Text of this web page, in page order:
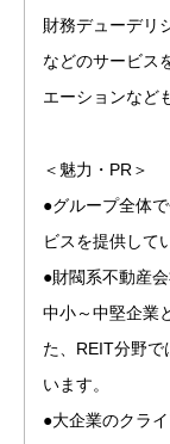
財務デューデリ
などのサービス
エーションなど
＜魅力・PR＞
●グループ全体
ビスを提供して
●財閥系不動産
中小～中堅企業
た、REIT分野
います。
●大企業のクラ